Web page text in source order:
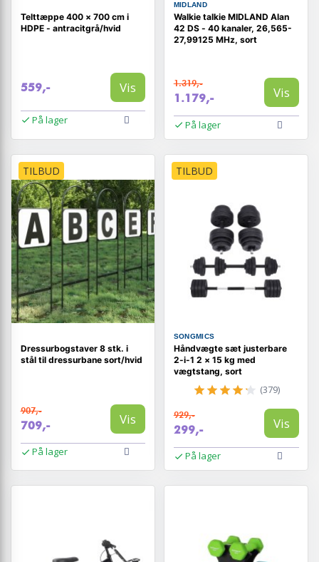
Telttæppe 400 × 700 cm i
HDPE - antracitgrå/hvid
559,- Vis
På lager
MIDLAND
Walkie talkie MIDLAND Alan
42 DS - 40 kanaler, 26,565-
27,99125 MHz, sort
1.319,-
1.179,- Vis
På lager
TILBUD
Dressurbogstaver 8 stk. i
stål til dressurbane sort/hvid
907,-
709,- Vis
På lager
TILBUD
SONGMICS
Håndvægte sæt justerbare
2-i-1 2 × 15 kg med
vægtstang, sort
(379)
929,-
299,- Vis
På lager